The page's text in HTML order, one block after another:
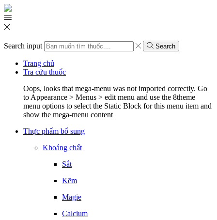
Search input Search
Trang chủ
Tra cứu thuốc
Oops, looks that mega-menu was not imported correctly. Go
to Appearance > Menus > edit menu and use the 8theme
menu options to select the Static Block for this menu item and
show the mega-menu content
Thực phẩm bổ sung
Khoáng chất
Sắt
Kẽm
Magie
Calcium